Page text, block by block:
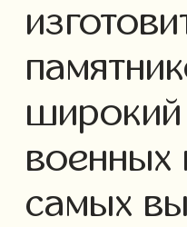
широкий
военных
самых